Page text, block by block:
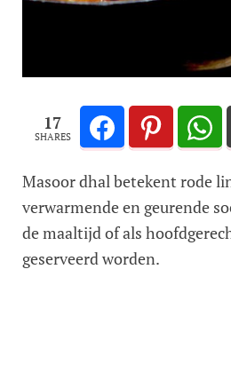
17
SHARES
Masoor dhal betekent rode
verwarmende en geurende
de maaltijd of als
geserveerd worden.